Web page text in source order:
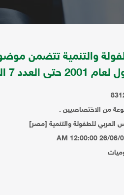
والتنمية تتضمن
العدد 7 العام2002
من الاختصاصيين .
العربي للطفولة والتنمية [مصر]
26/06/05